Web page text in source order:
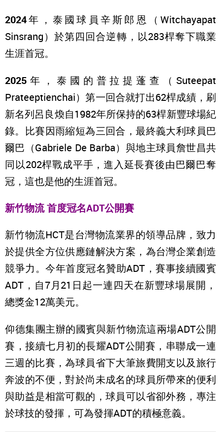
2024年，泰國球員辛斯郎恩（Witchayapat
Sinsrang）於第四回合逆轉，以283桿奪下職業
生涯首冠。
2025 年，泰國的普拉提蓬查（Suteepat
Prateeptienchai）第一回合就打出62桿成績，刷
新名列呂良煥自1982年所保持的63桿新豐球場紀
錄。比賽因雨縮短為三回合，最終義大利球員巴
爾巴（Gabriele De Barba）與地主球員詹世昌共
同以202桿戰成平手，進入延長賽後由巴爾巴奪
冠，這也是他的生涯首冠。
新竹物流 首度冠名ADT公開賽
新竹物流HCT是台灣物流業界的領導品牌，致力
於提供全方位供應鏈解決方案，為台灣企業創造
競爭力。今年首度冠名贊助ADT，賽事接續國賓
ADT，自7月21日起一連四天在新豐球場展開，
總獎金12萬美元。
仰德集團主辦的國賓與新竹物流這兩場ADT公開
賽，接續七月初的長耀ADT公開賽，串聯成一連
三週的比賽，為球員省下大筆旅費開支以及旅行
奔波的不便，對於尚未成名的球員所帶來的便利
與助益是相當可觀的，球員可以省卻外務，專注
於球技的發揮，可為發揮ADT的積極意義。